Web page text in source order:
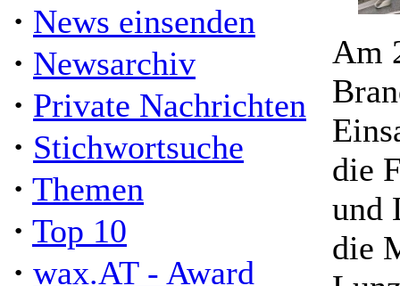
· News einsenden
· Newsarchiv
· Private Nachrichten
· Stichwortsuche
· Themen
· Top 10
· wax.AT - Award
Am
die
und
die